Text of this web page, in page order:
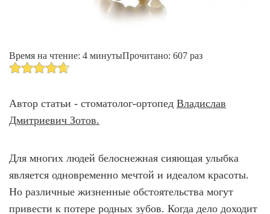
Элайнеры
Самолигирующие брекеты
Брекеты на нижнюю челюсть
Время на чтение: 4 минутыПрочитано: 607 раз
Автор статьи - стоматолог-ортопед Владислав
Дмитриевич Зотов.
Для многих людей белоснежная сияющая улыбка
является одновременно мечтой и идеалом красоты.
Но различные жизненные обстоятельства могут
привести к потере родных зубов. Когда дело доходит